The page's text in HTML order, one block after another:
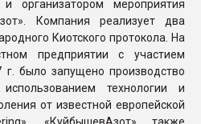
организатором мероприятия
Компания реализует два
Киотского протокола. На
предприятии с участием
было запущено производство
технологии и
от известной европейской
«КуйбышевАзот» также